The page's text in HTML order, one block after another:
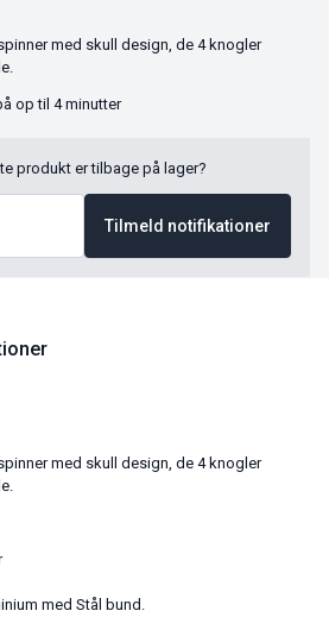
med skull design, de 4 knogler
op til 4 minutter
produkt er tilbage på lager?
Tilmeld notifikationer
med skull design, de 4 knogler
med Stål bund.